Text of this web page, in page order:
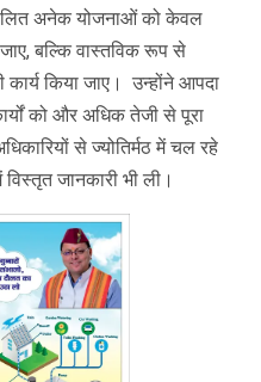
अनेक योजनाओं को केवल
बल्कि वास्तविक रूप से
किया जाए। उन्होंने आपदा
कार्यों को और अधिक तेजी से पूरा
से ज्योतिर्मठ में चल रहे
विस्तृत जानकारी भी ली।